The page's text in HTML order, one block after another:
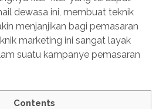
dewasa ini, membuat teknik
menjanjikan bagi pemasaran
marketing ini sangat layak
suatu kampanye pemasaran
Contents